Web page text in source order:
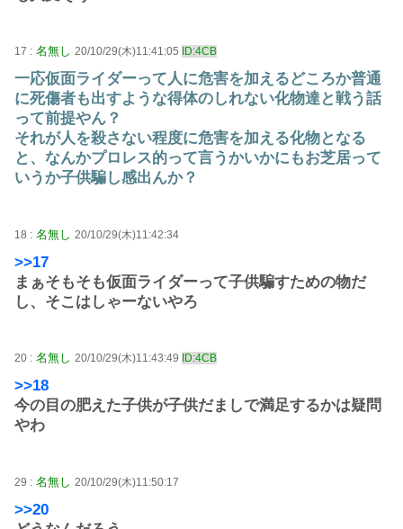
17 : 名無し 20/10/29(木)11:41:05 ID:4CB
一応仮面ライダーって人に危害を加えるどころか普通
に死傷者も出すような得体のしれない化物達と戦う話
って前提やん？
それが人を殺さない程度に危害を加える化物となる
と、なんかプロレス的って言うかいかにもお芝居って
いうか子供騙し感出んか？
18 : 名無し 20/10/29(木)11:42:34
>>17
まぁそもそも仮面ライダーって子供騙すための物だ
し、そこはしゃーないやろ
20 : 名無し 20/10/29(木)11:43:49 ID:4CB
>>18
今の目の肥えた子供が子供だましで満足するかは疑問
やわ
29 : 名無し 20/10/29(木)11:50:17
>>20